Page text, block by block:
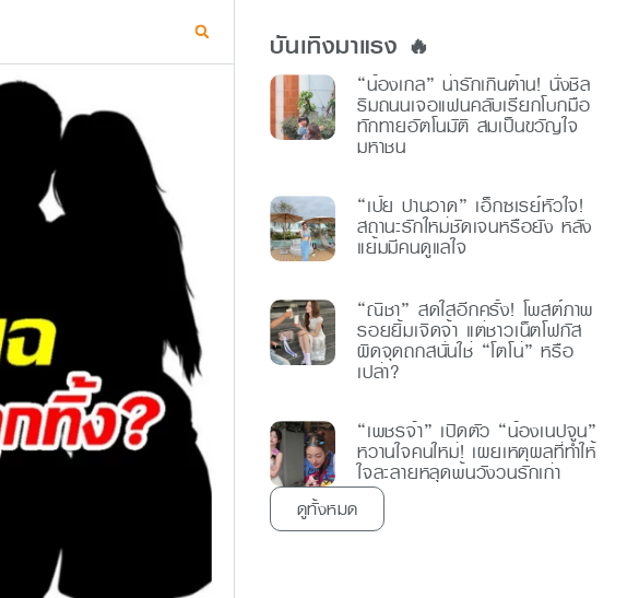
บันเทิงมาแรง 🔥
“น้องเกล” น่ารักเกินต้าน! นั่งชิล
ริมถนนเจอแฟนคลับเรียกโบกมือ
ทักทายอัตโนมัติ สมเป็นขวัญใจ
มหาชน
“เป้ย ปานวาด” เอ็กซเรย์หัวใจ!
สถานะรักใหม่ชัดเจนหรือยัง หลัง
แย้มมีคนดูแลใจ
“ณิชา” สดใสอีกครั้ง! โพสต์ภาพ
รอยยิ้มเจิดจ้า แต่ชาวเน็ตโฟกัส
ผิดจุดถกสนั่นใช่ “โตโน่” หรือ
เปล่า?
“เพชรจ้า” เปิดตัว “น้องเนปจูน”
หวานใจคนใหม่! เผยเหตุผลที่ทำให้
ใจละลายหลุดพ้นวังวนรักเก่า
ดูทั้งหมด